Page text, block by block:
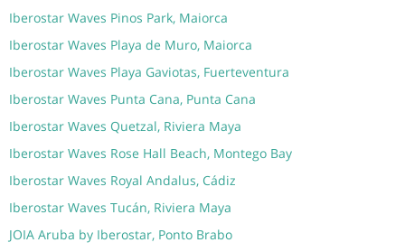
Iberostar Waves Pinos Park, Maiorca
Iberostar Waves Playa de Muro, Maiorca
Iberostar Waves Playa Gaviotas, Fuerteventura
Iberostar Waves Punta Cana, Punta Cana
Iberostar Waves Quetzal, Riviera Maya
Iberostar Waves Rose Hall Beach, Montego Bay
Iberostar Waves Royal Andalus, Cádiz
Iberostar Waves Tucán, Riviera Maya
JOIA Aruba by Iberostar, Ponto Brabo